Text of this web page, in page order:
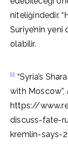
niteliğindedir.
Suriye’nin yeni
olabilir.
[i] “Syria’s
with Moscow”,
https://
discuss-fate-
kremlin-says-